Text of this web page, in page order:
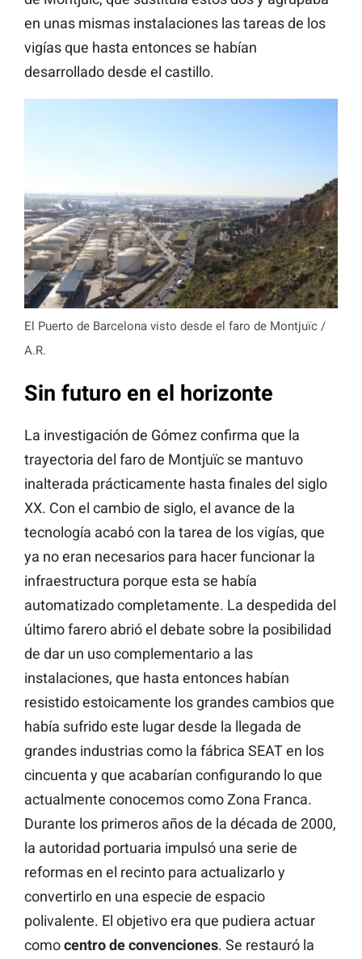
en unas mismas instalaciones las tareas de los
vigías que hasta entonces se habían
desarrollado desde el castillo.
El Puerto de Barcelona visto desde el faro de Montjuïc /
A.R.
Sin futuro en el horizonte
La investigación de Gómez confirma que la
trayectoria del faro de Montjuïc se mantuvo
inalterada prácticamente hasta finales del siglo
XX. Con el cambio de siglo, el avance de la
tecnología acabó con la tarea de los vigías, que
ya no eran necesarios para hacer funcionar la
infraestructura porque esta se había
automatizado completamente. La despedida del
último farero abrió el debate sobre la posibilidad
de dar un uso complementario a las
instalaciones, que hasta entonces habían
resistido estoicamente los grandes cambios que
había sufrido este lugar desde la llegada de
grandes industrias como la fábrica SEAT en los
cincuenta y que acabarían configurando lo que
actualmente conocemos como Zona Franca.
Durante los primeros años de la década de 2000,
la autoridad portuaria impulsó una serie de
reformas en el recinto para actualizarlo y
convertirlo en una especie de espacio
polivalente. El objetivo era que pudiera actuar
comocentrodeconvenciones. Se restauró la